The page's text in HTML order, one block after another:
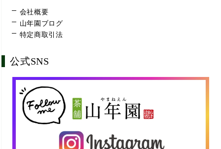
会社概要
山年園ブログ
特定商取引法
公式SNS